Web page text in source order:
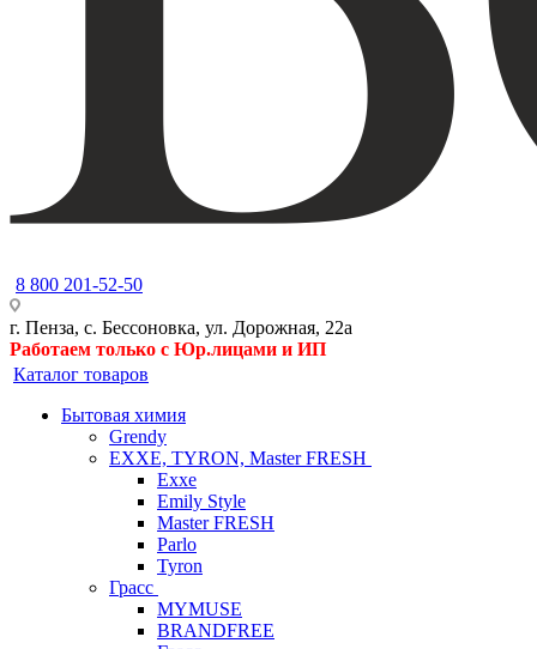
8 800 201-52-50
г. Пенза, с. Бессоновка, ул. Дорожная, 22а
Работаем только с Юр.лицами и ИП
Каталог товаров
Бытовая химия
Grendy
EXXE, TYRON, Master FRESH
Exxe
Emily Style
Master FRESH
Parlo
Tyron
Грасс
MYMUSE
BRANDFREE